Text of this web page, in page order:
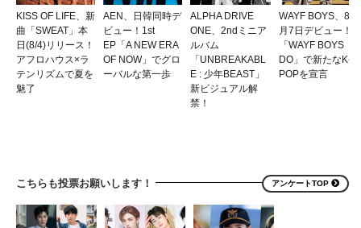
KISS OF LIFE、新
曲「SWEAT」本
日(8/4)リリース！
アフロハウス×ラ
テンリズムで夏を
魅了
AEN、日韓同時デ
ビュー！1st
EP「A NEW ERA
OF NOW」でグロ
ーバルな第一歩
ALPHA DRIVE
ONE、2ndミニア
ルバム
「UNBREAKABL
E : 少年BEAST」
新ビジュアル解
禁！
WAYF BOYS、8
月7日デビュー！
「WAYF BOYS
DO」で新たなK-
POPを宣言
こちらも投票お願いします！ アンケートTOP